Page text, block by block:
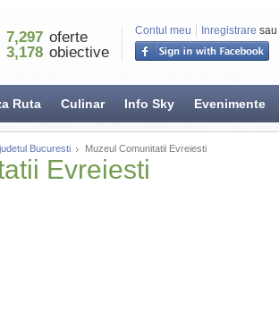
Contul meu Inregistrare sau
7,297 oferte
3,178 obiective
Ruta Culinar Info Sky Evenimente
Bucuresti Muzeul Comunitatii Evreiesti
Evreiesti